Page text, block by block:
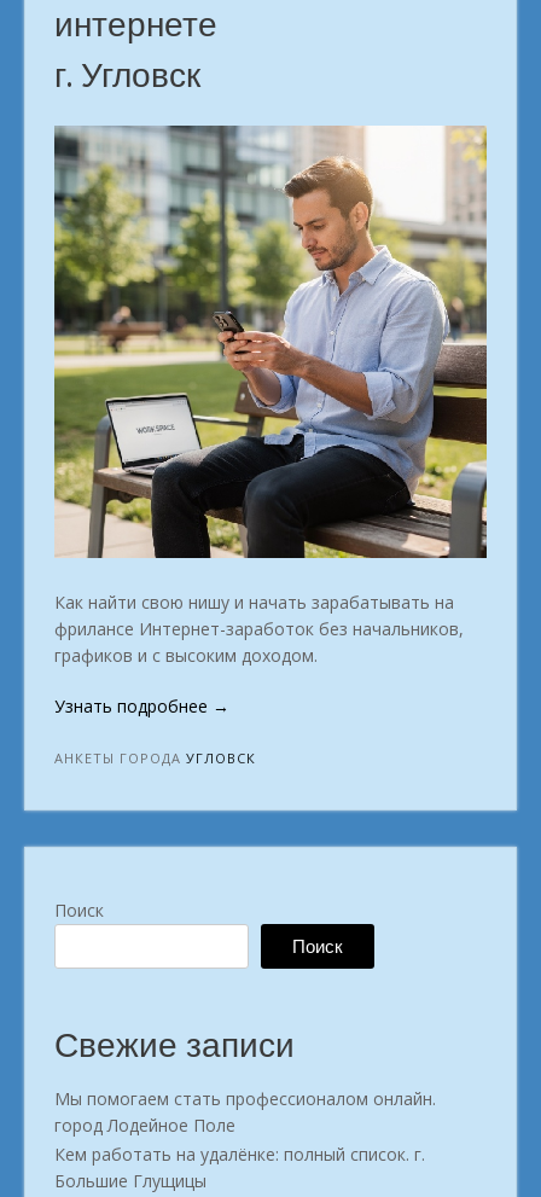
интернете
г. Угловск
Как найти свою нишу и начать зарабатывать на
фрилансе Интернет-заработок без начальников,
графиков и с высоким доходом.
Узнать подробнее «Единомышленникам
решил
без
→
АНКЕТЫ ГОРОДА УГЛОВСК
Поиск
Поиск
Свежие записи
Мы помогаем стать профессионалом онлайн.
город Лодейное Поле
Кем работать на удалёнке: полный список. г.
Большие Глущицы